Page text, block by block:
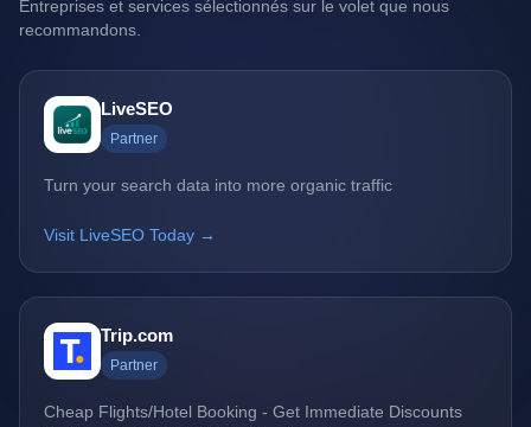
Entreprises et services sélectionnés sur le volet que nous
recommandons.
LiveSEO
Partner
Turn your search data into more organic traffic
Visit LiveSEO Today →
Trip.com
Partner
Cheap Flights/Hotel Booking - Get Immediate Discounts